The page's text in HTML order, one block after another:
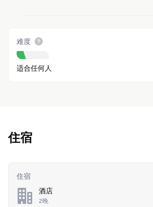
难度
适合任何人
住宿
住宿
酒店
2晚